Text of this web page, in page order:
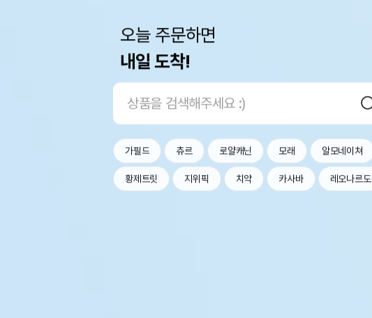
오늘 주문하면
내일 도착!
가필드 츄르 로얄캐닌 모래 알모네이쳐
황제트릿 지위픽 치약 카사바 레오나르도